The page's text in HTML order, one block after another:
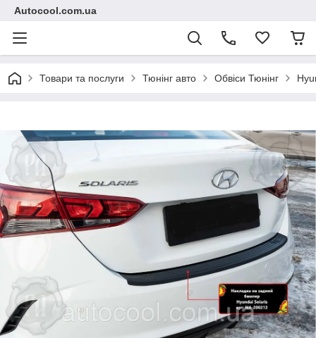
Autocool.com.ua
Товари та послуги Тюнінг авто Обвіси Тюнінг